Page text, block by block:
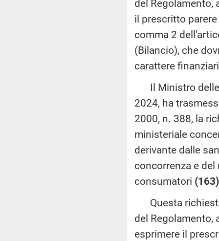
del Regolamento,
il prescritto
comma 2
(Bilancio), che
carattere
Il Ministro
2024, ha
2000, n. 388, la
ministeriale
derivante dalle
concorrenza e
consumatori (163)
Questa
del Regolamento,
esprimere il